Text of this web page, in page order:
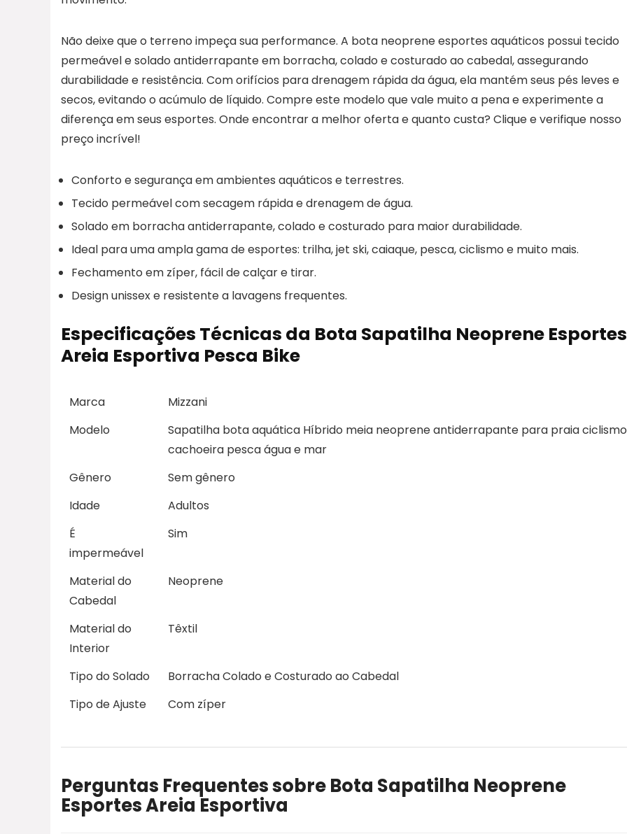
Não deixe que o terreno impeça sua performance. A bota neoprene esportes aquáticos possui tecido
permeável e solado antiderrapante em borracha, colado e costurado ao cabedal, assegurando
durabilidade e resistência. Com orifícios para drenagem rápida da água, ela mantém seus pés leves e
secos, evitando o acúmulo de líquido. Compre este modelo que vale muito a pena e experimente a
diferença em seus esportes. Onde encontrar a melhor oferta e quanto custa? Clique e verifique nosso
preço incrível!
Conforto e segurança em ambientes aquáticos e terrestres.
Tecido permeável com secagem rápida e drenagem de água.
Solado em borracha antiderrapante, colado e costurado para maior durabilidade.
Ideal para uma ampla gama de esportes: trilha, jet ski, caiaque, pesca, ciclismo e muito mais.
Fechamento em zíper, fácil de calçar e tirar.
Design unissex e resistente a lavagens frequentes.
Especificações Técnicas da Bota Sapatilha Neoprene Esportes
Areia Esportiva Pesca Bike
Marca
Mizzani
Modelo
Sapatilha bota aquática Híbrido meia neoprene antiderrapante para praia ciclismo
cachoeira pesca água e mar
Gênero
Sem gênero
Idade
Adultos
É
impermeável
Sim
Material do
Cabedal
Neoprene
Material do
Interior
Têxtil
Tipo do Solado
Borracha Colado e Costurado ao Cabedal
Tipo de Ajuste
Com zíper
Perguntas Frequentes sobre Bota Sapatilha Neoprene
Esportes Areia Esportiva